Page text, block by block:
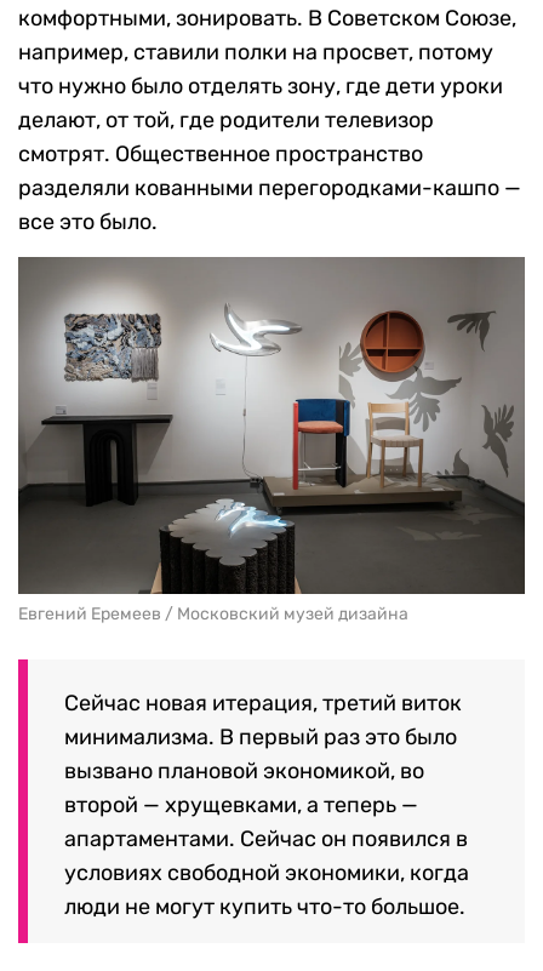
комфортными, зонировать. В Советском Союзе,
например, ставили полки на просвет, потому
что нужно было отделять зону, где дети уроки
делают, от той, где родители телевизор
смотрят. Общественное пространство
разделяли кованными перегородками-кашпо —
все это было.
Евгений Еремеев / Московский музей дизайна
Сейчас новая итерация, третий виток
минимализма. В первый раз это было
вызвано плановой экономикой, во
второй — хрущевками, а теперь —
апартаментами. Сейчас он появился в
условиях свободной экономики, когда
люди не могут купить что-то большое.